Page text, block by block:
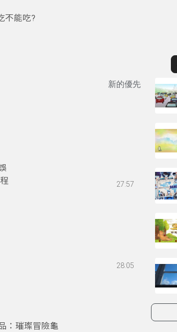
不能吃?
新的優先
27:57
28:05
：璀璨冒險龜